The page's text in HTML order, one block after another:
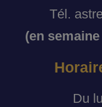
Tél.
(en
Du